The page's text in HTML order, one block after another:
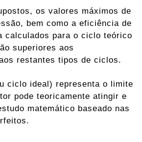
os valores máximos de
bem como a eficiência de
calculados para o ciclo teórico
superiores aos
restantes tipos de ciclos.
ciclo ideal) representa o limite
pode teoricamente atingir e
matemático baseado nas